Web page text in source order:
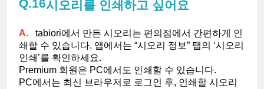
16시오리를 인쇄하고 싶어요
tabiori에서 만든 시오리는 편의점에서 간편하게 인
쇄할 수 있습니다. 앱에서는 “시오리 정보” 탭의 ‘시오리
인쇄’를 확인하세요.
Premium 회원은 PC에서도 인쇄할 수 있습니다.
PC에서는 최신 브라우저로 로그인 후, 인쇄할 시오리